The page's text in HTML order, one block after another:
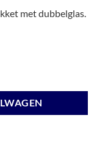
met dubbelglas.